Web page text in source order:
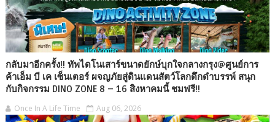
กลับมาอีกครั้ง!! ทัพไดโนเสาร์ขนาดยักษ์บุกใจกลางกรุง@ศูนย์การ
ค้าเอ็ม บี เค เซ็นเตอร์ ผจญภัยสู่ดินแดนสัตว์โลกดึกดำบรรพ์ สนุก
กับกิจกรรม DINO ZONE 8 – 16 สิงหาคมนี้ ชมฟรี!!
Once In A Life Time Aug 06, 2026